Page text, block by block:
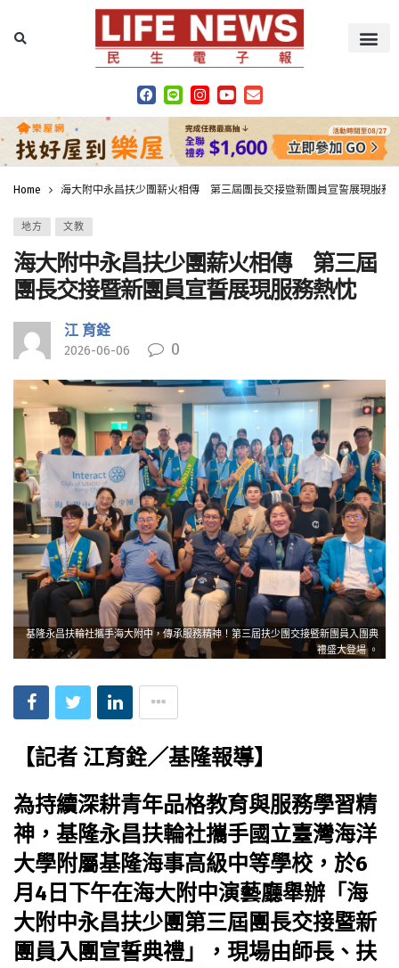
Home 海大附中永昌扶少團薪火相傳 第三屆團長交接暨新團員宣誓展現服務
地方 文教
海大附中永昌扶少團薪火相傳 第三屆
團長交接暨新團員宣誓展現服務熱忱
江 育銓
2026-06-06 0
基隆永昌扶輪社攜手海大附中，傳承服務精神！第三屆扶少團交接暨新團員入團典
禮盛大登場 。
【記者 江育銓／基隆報導】
為持續深耕青年品格教育與服務學習精
神，基隆永昌扶輪社攜手國立臺灣海洋
大學附屬基隆海事高級中等學校，於6
月4日下午在海大附中演藝廳舉辦「海
大附中永昌扶少團第三屆團長交接暨新
團員入團宣誓典禮」，現場由師長、扶